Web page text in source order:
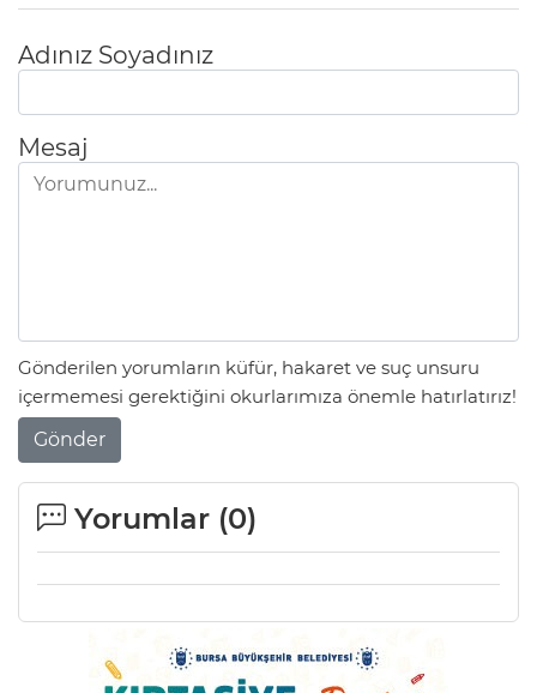
Adınız Soyadınız
Mesaj
Gönderilen yorumların küfür, hakaret ve suç unsuru
içermemesi gerektiğini okurlarımıza önemle hatırlatırız!
Gönder
Yorumlar (0)